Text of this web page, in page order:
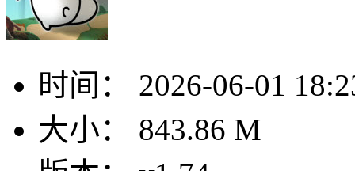
时间：
2026-06-01
大小：
843.86 M